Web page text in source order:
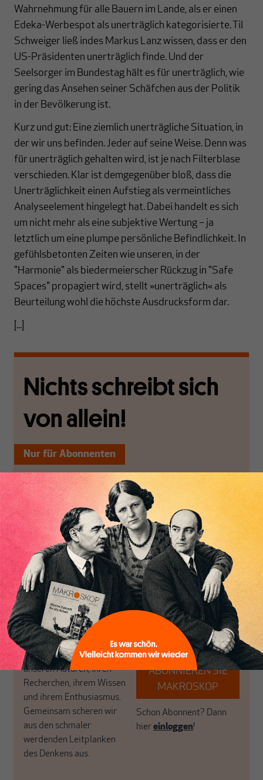
Wahrnehmung für alle Bauern im Lande, als er einen
Edeka-Werbespot als unerträglich kategorisierte. Til
Schweiger ließ indes Markus Lanz wissen, dass er den
US-Präsidenten unerträglich finde. Und der
Seelsorger im Bundestag hält es für unerträglich, wie
gering das Ansehen seiner Schäfchen aus der Politik
in der Bevölkerung ist.
Kurz und gut: Eine ziemlich unerträgliche Situation, in
der wir uns befinden. Jeder auf seine Weise. Denn was
für unerträglich gehalten wird, ist je nach Filterblase
verschieden. Klar ist demgegenüber bloß, dass die
Unerträglichkeit einen Aufstieg als vermeintliches
Analyseelement hingelegt hat. Dabei handelt es sich
um nicht mehr als eine subjektive Wertung – ja
letztlich um eine plumpe persönliche Befindlichkeit. In
gefühlsbetonten Zeiten wie unseren, in der
"Harmonie" als biedermeierscher Rückzug in "Safe
Spaces" propagiert wird, stellt »unerträglich« als
Beurteilung wohl die höchste Ausdrucksform dar.
[...]
Nichts schreibt sich
von allein!
Nur für Abonnenten
MAKROSKOP analysiert
wirtschaftspolitische
Themen aus einer
postkeynesianischen
Perspektive und ist damit
in Deutschland einzigartig.
MAKROSKOP steht für
das große Ganze. Wir
haben einen Blick auf
Geld, Wirtschaft und
Politik, den Sie so
woanders nicht finden.
Dabei leben wir von
unseren Autoren, ihren
Recherchen, ihrem Wissen
und ihrem Enthusiasmus.
Gemeinsam scheren wir
aus den schmaler
werdenden Leitplanken
des Denkens aus.
Wir verlassen die
journalistische Filterblase,
in der sich viele
eingerichtet haben. Wir
öffnen Fenster und
bringen frische Luft in die
engen und verstaubten
Debattenräume.
Brauchen Sie auch frische
Luft? Dann folgen Sie
einfach dem Button.
ABONNIEREN SIE
MAKROSKOP
Schon Abonnent? Dann
hiereinloggen!